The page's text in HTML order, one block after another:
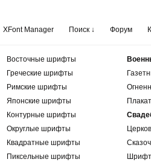
XFont Manager Поиск ↓ Форум
Восточные шрифты
Греческие шрифты
Римские шрифты
Японские шрифты
Контурные шрифты
Округлые шрифты
Квадратные шрифты
Пиксельные шрифты